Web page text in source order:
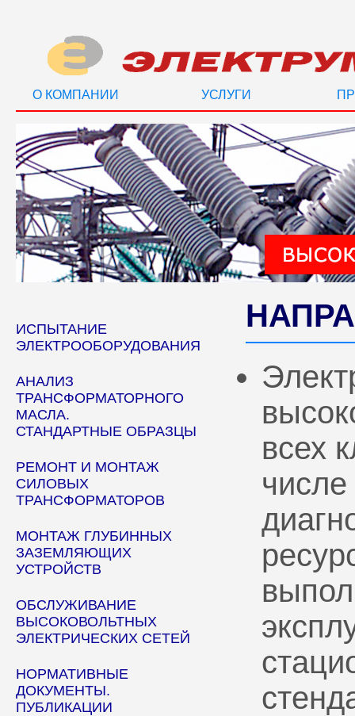
О КОМПАНИИ УСЛУГИ
ИСПЫТАНИЕ
ЭЛЕКТРООБОРУДОВАНИЯ
АНАЛИЗ
ТРАНСФОРМАТОРНОГО
МАСЛА.
СТАНДАРТНЫЕ ОБРАЗЦЫ
РЕМОНТ И МОНТАЖ
СИЛОВЫХ
ТРАНСФОРМАТОРОВ
МОНТАЖ ГЛУБИННЫХ
ЗАЗЕМЛЯЮЩИХ
УСТРОЙСТВ
ОБСЛУЖИВАНИЕ
ВЫСОКОВОЛЬТНЫХ
ЭЛЕКТРИЧЕСКИХ СЕТЕЙ
НОРМАТИВНЫЕ
ДОКУМЕНТЫ.
ПУБЛИКАЦИИ
всех